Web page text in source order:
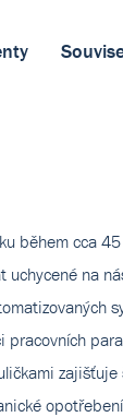
během cca
uchycené na
pracovních